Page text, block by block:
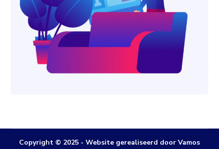
Copyright © 2025 - Website gerealiseerd door Vamos